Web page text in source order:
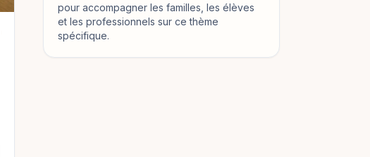
pour accompagner les familles, les élèves
et les professionnels sur ce thème
spécifique.